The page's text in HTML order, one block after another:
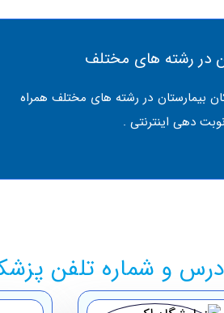
در رشته های مختلف
بیمارستان در رشته های مختلف همراه
دهی اینترنتی .
و شماره تلفن